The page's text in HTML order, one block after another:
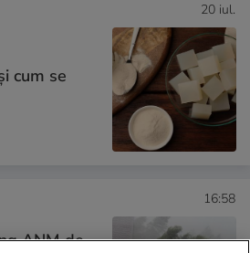
20 iul.
cum se
16:58
ANM de